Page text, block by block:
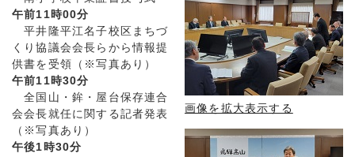
画像を拡大表示する
午前11時00分
平井隆平江名子校区まちづ
くり協議会会長らから情報提
供書を受領（※写真あり）
午前11時30分
全国山・鉾・屋台保存連合
会会長就任に関する記者発表
（※写真あり）
午後1時30分